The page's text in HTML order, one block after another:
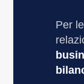
Per